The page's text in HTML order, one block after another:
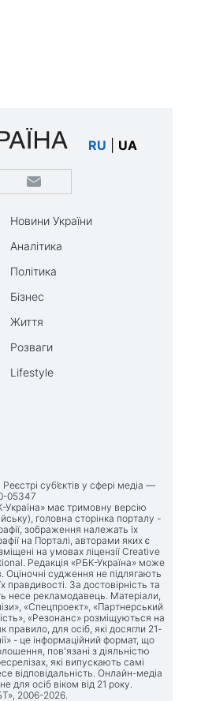
RU UA
Новини України
Аналітика
Політика
Бізнес
Життя
Розваги
Lifestyle
суб’єктів у сфері медіа —
05347
Україна» має тримовну версію
головна сторінка порталу -
зображення належать їх
на Порталі, авторами яких є
на умовах ліцензії Creative
Редакція «РБК-Україна» може
Оціночні судження не підлягають
За достовірність та
несе рекламодавець. Матеріали,
«Спецпроект», «Партнерський
«Резонанс» розміщуються на
правило, для осіб, які досягли 21-
- це інформаційний формат, що
пов'язані з діяльністю
які випускають самі
відповідальність. Онлайн-медіа
для осіб віком від 21 року.
2006-2026.